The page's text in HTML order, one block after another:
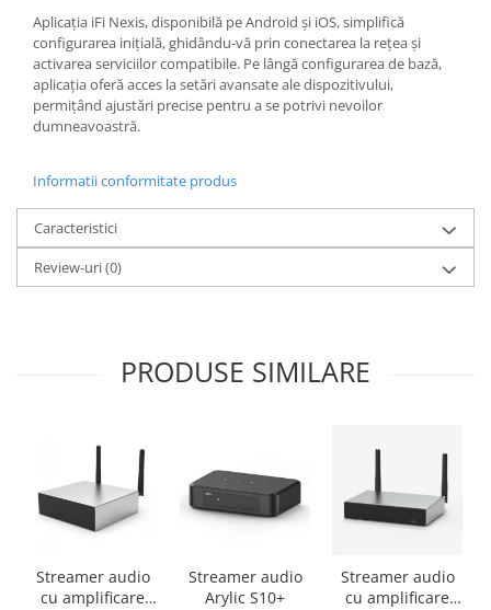
Aplicația iFi Nexis, disponibilă pe Android și iOS, simplifică
configurarea inițială, ghidându-vă prin conectarea la rețea și
activarea serviciilor compatibile. Pe lângă configurarea de bază,
aplicația oferă acces la setări avansate ale dispozitivului,
permițând ajustări precise pentru a se potrivi nevoilor
dumneavoastră.
Informatii conformitate produs
Caracteristici
Review-uri(0)
PRODUSE SIMILARE
Streamer audio
cu amplificare
Streamer audio
Arylic S10+
Streamer audio
cu amplificare